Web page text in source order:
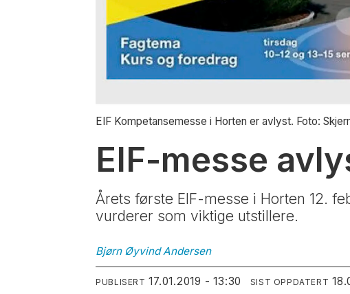
EIF Kompetansemesse i Horten er avlyst. Foto:
EIF-messe
Årets første EIF-messe i Horten 12.
vurderer som viktige utstillere.
Bjørn Øyvind Andersen
PUBLISERT 17.01.2019 - 13:30 SIST OPPDATERT